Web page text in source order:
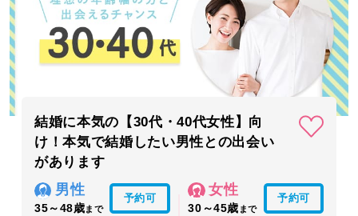
結婚に本気の【30代・40代女性】向
け！本気で結婚したい男性との出会い
があります
男性
35～48歳まで
予約可
女性
30～45歳 まで
予約可